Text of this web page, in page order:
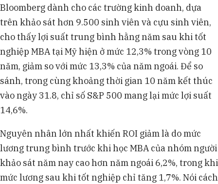
Bloomberg dành cho các trường kinh doanh, dựa
trên khảo sát hơn 9.500 sinh viên và cựu sinh viên,
cho thấy lợi suất trung bình hằng năm sau khi tốt
nghiệp MBA tại Mỹ hiện ở mức 12,3% trong vòng 10
năm, giảm so với mức 13,3% của năm ngoái. Để so
sánh, trong cùng khoảng thời gian 10 năm kết thúc
vào ngày 31.8, chỉ số S&P 500 mang lại mức lợi suất
14,6%.
Nguyên nhân lớn nhất khiến ROI giảm là do mức
lương trung bình trước khi học MBA của nhóm người
khảo sát năm nay cao hơn năm ngoái 6,2%, trong khi
mức lương sau khi tốt nghiệp chỉ tăng 1,7%. Nói cách